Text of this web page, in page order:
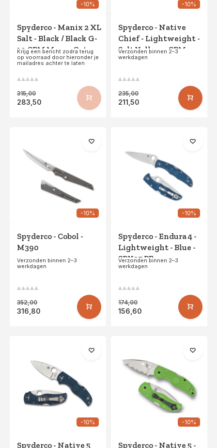
-10%
Spyderco - Manix 2 XL
Salt - Black / Black G-
10 CPM MagnaCut -
PE
Krijg een bericht zodra terug
op voorraad door hieronder je
mailadres achter te laten
315,00
283,50
-10%
Spyderco - Native
Chief - Lightweight -
Salt Yellow - CPM -
Magnacut
Verzonden binnen 2–3
werkdagen
235,00
211,50
-10%
Spyderco - Cobol -
M390
Verzonden binnen 2–3
werkdagen
352,00
316,80
-10%
Spyderco - Endura 4 -
Lightweight - Blue -
SPY27 PE
Verzonden binnen 2–3
werkdagen
174,00
156,60
-10%
Spyderco - Native 5
-10%
Spyderco - Native 5 -